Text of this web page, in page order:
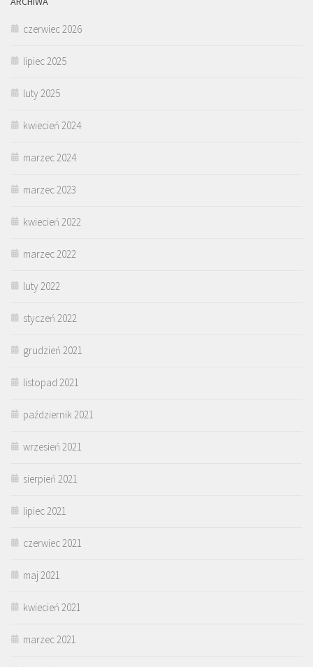
czerwiec 2026
lipiec 2025
luty 2025
kwiecień 2024
marzec 2024
marzec 2023
kwiecień 2022
marzec 2022
luty 2022
styczeń 2022
grudzień 2021
listopad 2021
październik 2021
wrzesień 2021
sierpień 2021
lipiec 2021
czerwiec 2021
maj 2021
kwiecień 2021
marzec 2021